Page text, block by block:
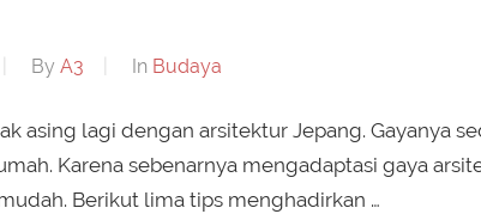
By A3 In Budaya
asing lagi dengan arsitektur Jepang. Gayanya
Karena sebenarnya mengadaptasi gaya
Berikut lima tips menghadirkan …